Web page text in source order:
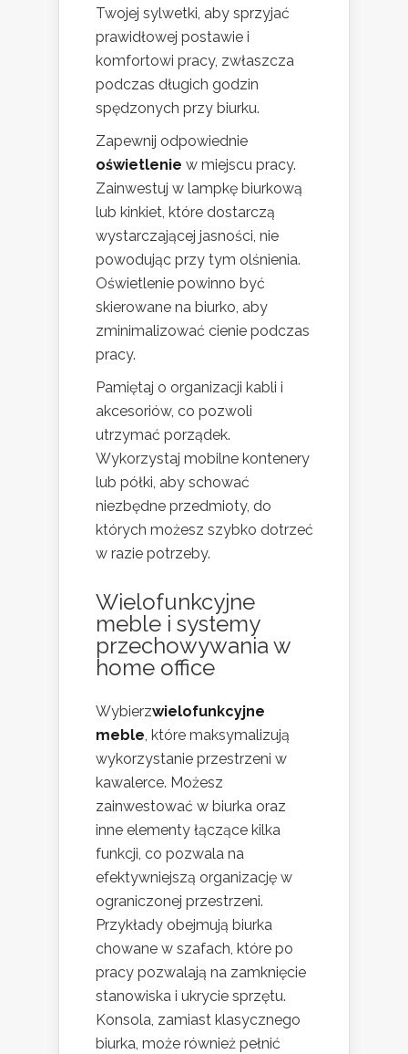
Twojej sylwetki, aby sprzyjać
prawidłowej postawie i
komfortowi pracy, zwłaszcza
podczas długich godzin
spędzonych przy biurku.
Zapewnij odpowiednie
oświetlenie w miejscu pracy.
Zainwestuj w lampkę biurkową
lub kinkiet, które dostarczą
wystarczającej jasności, nie
powodując przy tym olśnienia.
Oświetlenie powinno być
skierowane na biurko, aby
zminimalizować cienie podczas
pracy.
Pamiętaj o organizacji kabli i
akcesoriów, co pozwoli
utrzymać porządek.
Wykorzystaj mobilne kontenery
lub półki, aby schować
niezbędne przedmioty, do
których możesz szybko dotrzeć
w razie potrzeby.
Wielofunkcyjne
meble i systemy
przechowywania w
home office
Wybierzwielofunkcyjne
meble, które maksymalizują
wykorzystanie przestrzeni w
kawalerce. Możesz
zainwestować w biurka oraz
inne elementy łączące kilka
funkcji, co pozwala na
efektywniejszą organizację w
ograniczonej przestrzeni.
Przykłady obejmują biurka
chowane w szafach, które po
pracy pozwalają na zamknięcie
stanowiska i ukrycie sprzętu.
Konsola, zamiast klasycznego
biurka, może również pełnić